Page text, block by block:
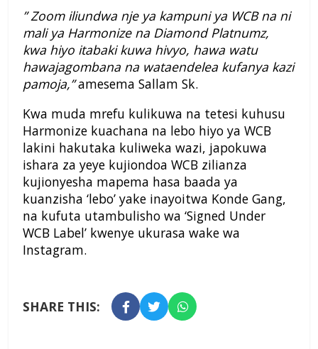
” Zoom iliundwa nje ya kampuni ya WCB na ni
mali ya Harmonize na Diamond Platnumz,
kwa hiyo itabaki kuwa hivyo, hawa watu
hawajagombana na wataendelea kufanya kazi
pamoja,”amesema Sallam Sk.
Kwa muda mrefu kulikuwa na tetesi kuhusu
Harmonize kuachana na lebo hiyo ya WCB
lakini hakutaka kuliweka wazi, japokuwa
ishara za yeye kujiondoa WCB zilianza
kujionyesha mapema hasa baada ya
kuanzisha ‘lebo’ yake inayoitwa Konde Gang,
na kufuta utambulisho wa ‘Signed Under
WCB Label’ kwenye ukurasa wake wa
Instagram.
SHARE THIS: